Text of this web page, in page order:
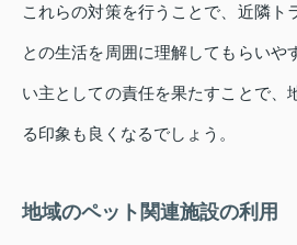
これらの対策を行うことで、近隣ト
との生活を周囲に理解してもらいや
い主としての責任を果たすことで、
る印象も良くなるでしょう。
地域のペット関連施設の利用